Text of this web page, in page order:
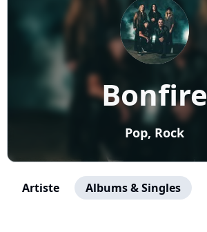
Bonfire
Pop, Rock
Artiste Albums & Singles